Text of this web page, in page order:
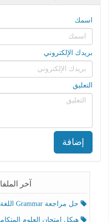
اسمك
بريدك الإلكتروني
التعليق
إضافة
آخر
حل مراجعة Grammar اللغة الإنجليزية الصف الخامس الفصل الثالث
هيكل امتحان العلوم المتكاملة الصف